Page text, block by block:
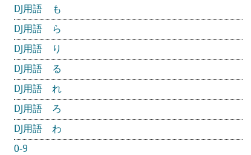
DJ用語 も
DJ用語 ら
DJ用語 り
DJ用語 る
DJ用語 れ
DJ用語 ろ
DJ用語 わ
0-9